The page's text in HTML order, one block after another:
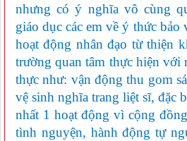
nhưng có ý nghĩa vô cùng
giáo dục các em về ý thức
hoạt động nhân đạo từ thiện
trường quan tâm thực hiện với
thực như: vận động thu gom
vệ sinh nghĩa trang liệt sĩ, đặc
nhất 1 hoạt động vì cộng
tình nguyện, hành động tự